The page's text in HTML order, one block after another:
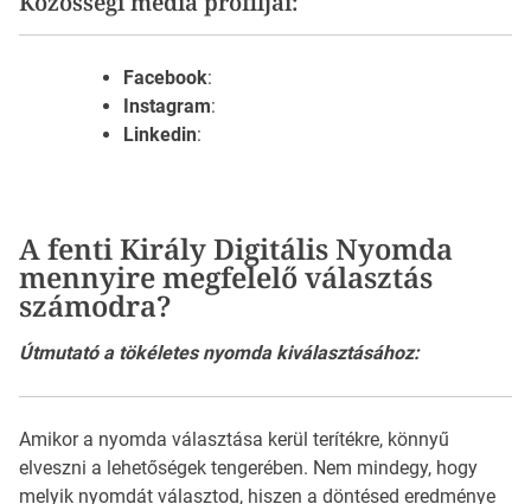
Facebook:
Instagram:
Linkedin:
A fenti Király Digitális Nyomda
mennyire megfelelő választás
számodra?
Útmutató a tökéletes nyomda kiválasztásához:
Amikor a nyomda választása kerül terítékre, könnyű
elveszni a lehetőségek tengerében. Nem mindegy, hogy
melyik nyomdát választod, hiszen a döntésed eredménye